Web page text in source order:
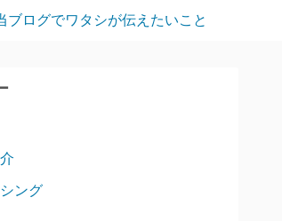
ブログでワタシが伝えたいこと
ング